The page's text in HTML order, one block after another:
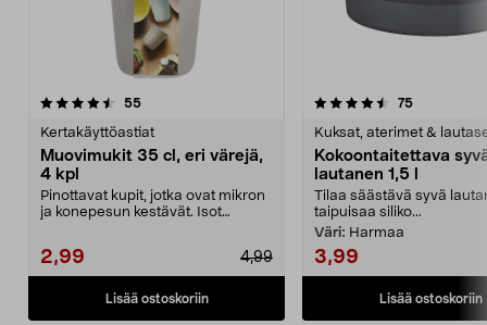
55arvostelut
Kertakäyttöastiat
Muovimukit 35 cl, eri värejä,
4 kpl
Pinottavat kupit, jotka ovat mikron
ja konepesun kestävät. Isot
2,99 4,99
Lisää ostoskoriin
4.5 viidestä
75arvostelut
Kuksat, aterimet &
Kokoontaitettava
lautanen 1,5 l
Tilaa säästävä syvä
taipuisaa siliko...
Väri: Harmaa
3,99
Lisää ostoskoriin
4.5 viidestä